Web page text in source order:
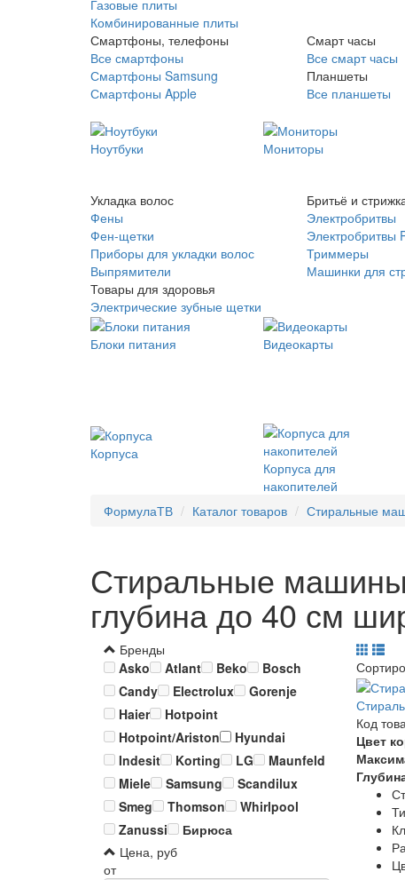
Газовые плиты
Комбинированные плиты
Смартфоны, телефоны
Все смартфоны
Смартфоны Samsung
Смартфоны Apple
Смарт часы
Все смарт часы
Планшеты
Все планшеты
Ноутбуки Мониторы
Укладка волос
Фены
Фен-щетки
Приборы для укладки волос
Выпрямители
Товары для здоровья
Электрические зубные щетки
Бритьё и
Электробритвы
Электробритвы
Триммеры
Машинки для
Блоки питания
Видеокарты
Корпуса
Корпуса для
накопителей
ФормулаТВ Каталог товаров Стиральные
Стиральные машины
глубина до 40 см
Бренды
Asko
Atlant Beko
Bosch
Candy
Electrolux
Gorenje
Haier
Hotpoint
Hotpoint/Ariston
Hyundai
Indesit
Korting LG
Maunfeld
Miele
Samsung
Scandilux
Smeg
Thomson
Whirlpool
Zanussi
Бирюса
Цена, руб
от
Код
Цвет